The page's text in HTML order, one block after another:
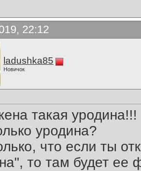
22:12
ladushka85
Новичок
такая уродина!!!
уродина?
что если ты
то там будет ее